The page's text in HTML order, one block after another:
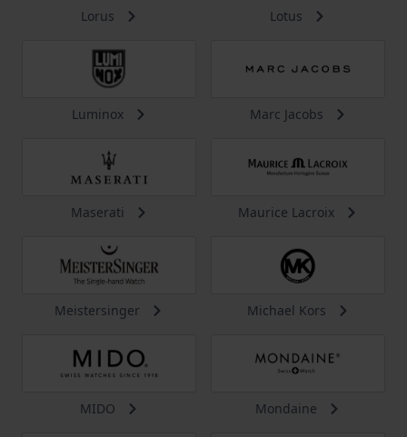
Lorus Lotus
Luminox Marc Jacobs
Maserati Maurice Lacroix
Meistersinger Michael Kors
MIDO Mondaine